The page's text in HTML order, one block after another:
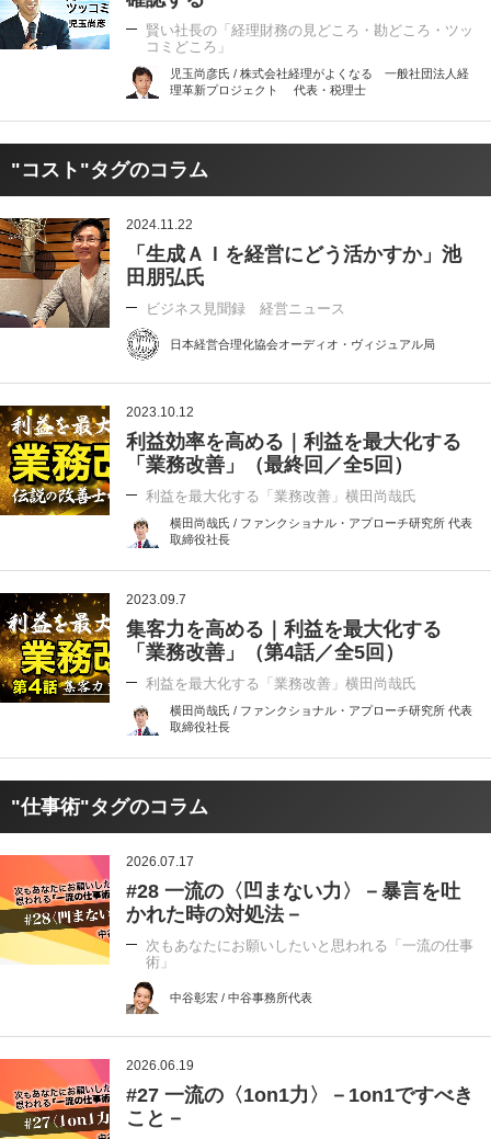
賢い社長の「経理財務の見どころ・勘どころ・ツッ
コミどころ」
児玉尚彦氏 / 株式会社経理がよくなる 一般社団法人経
理革新プロジェクト 代表・税理士
"コスト"タグのコラム
2024.11.22
「生成ＡＩを経営にどう活かすか」池
田朋弘氏
ビジネス見聞録 経営ニュース
日本経営合理化協会オーディオ・ヴィジュアル局
2023.10.12
利益効率を高める｜利益を最大化する
「業務改善」（最終回／全5回）
利益を最大化する「業務改善」横田尚哉氏
横田尚哉氏 / ファンクショナル・アプローチ研究所 代表
取締役社長
2023.09.7
集客力を高める｜利益を最大化する
「業務改善」（第4話／全5回）
利益を最大化する「業務改善」横田尚哉氏
横田尚哉氏 / ファンクショナル・アプローチ研究所 代表
取締役社長
"仕事術"タグのコラム
2026.07.17
#28 一流の〈凹まない力〉－暴言を吐
かれた時の対処法－
次もあなたにお願いしたいと思われる「一流の仕事
術」
中谷彰宏 / 中谷事務所代表
2026.06.19
#27 一流の〈1on1力〉－1on1ですべき
こと－